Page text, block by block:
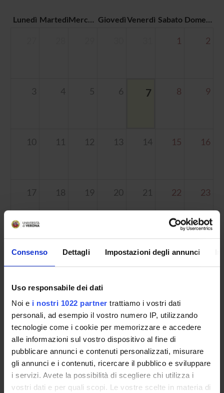
Consenso Dettagli Impostazioni degli annunci
Uso responsabile dei dati
Noi e i nostri 1022 partner trattiamo i vostri dati
personali, ad esempio il vostro numero IP, utilizzando
tecnologie come i cookie per memorizzare e accedere
alle informazioni sul vostro dispositivo al fine di
pubblicare annunci e contenuti personalizzati, misurare
gli annunci e i contenuti, ricercare il pubblico e sviluppare
i servizi. Avete la possibilità di scegliere chi utilizza i
vostri dati e per quali scopi. Le vostre scelte in materia di
Lunedì Martedì Mercoledì GiovedìVenerdì Sabato Domenica
1 2
3 4 5 6 7 8 9
10 11 12 13 14 15 16
17 18 19 20 21 22 23
31 1 2
Contatti
Persone